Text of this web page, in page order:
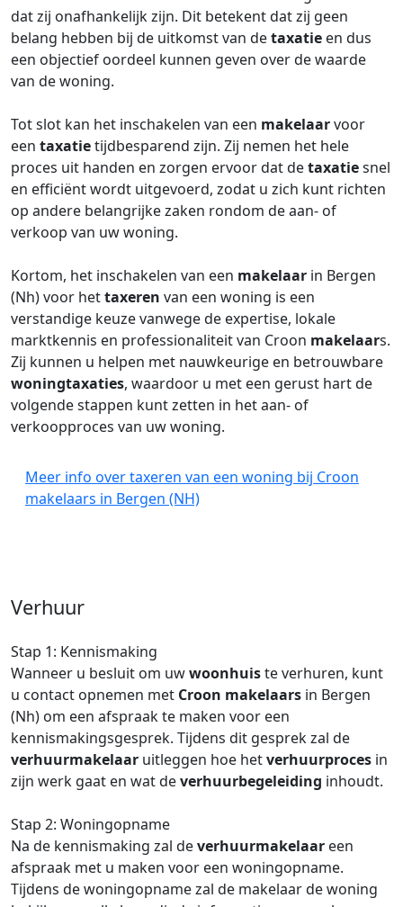
dat zij onafhankelijk zijn. Dit betekent dat zij geen
belang hebben bij de uitkomst van detaxatie en dus
een objectief oordeel kunnen geven over de waarde
van de woning.
Tot slot kan het inschakelen van een makelaarvoor
een taxatietijdbesparend zijn. Zij nemen het hele
proces uit handen en zorgen ervoor dat detaxatiesnel
en efficiënt wordt uitgevoerd, zodat u zich kunt richten
op andere belangrijke zaken rondom de aan- of
verkoop van uw woning.
Kortom, het inschakelen van een makelaar in Bergen
(Nh) voor hettaxeren van een woning is een
verstandige keuze vanwege de expertise, lokale
marktkennis en professionaliteit van Croon makelaars.
Zij kunnen u helpen met nauwkeurige en betrouwbare
woningtaxaties, waardoor u met een gerust hart de
volgende stappen kunt zetten in het aan- of
verkoopproces van uw woning.
Meer info over taxeren van een woning bij Croon
makelaars in Bergen (NH)
Verhuur
Stap 1: Kennismaking
Wanneer u besluit om uwwoonhuiste verhuren, kunt
u contact opnemen met Croon makelaars in Bergen
(Nh) om een afspraak te maken voor een
kennismakingsgesprek. Tijdens dit gesprek zal de
verhuurmakelaar uitleggen hoe hetverhuurproces in
zijn werk gaat en wat deverhuurbegeleiding inhoudt.
Stap 2: Woningopname
Na de kennismaking zal deverhuurmakelaar een
afspraak met u maken voor een woningopname.
Tijdens de woningopname zal de makelaar de woning